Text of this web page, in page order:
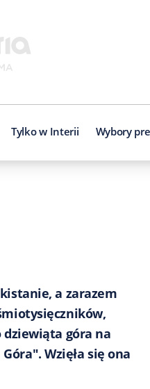
Tylko w Interii Wybory
a zarazem
dziewiąta góra na
Wzięła się ona